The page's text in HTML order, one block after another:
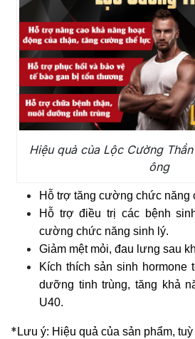
Hiệu quả của Lộc Cường
ông
Hỗ trợ tăng cường chức năng
Hỗ trợ điều trị các bệnh
cường chức năng sinh lý.
Giảm mệt mỏi, đau lưng sau
Kích thích sản sinh hormone
dưỡng tinh trùng, tăng khả
U40.
* Lưu ý: Hiệu quả của sản phẩm,